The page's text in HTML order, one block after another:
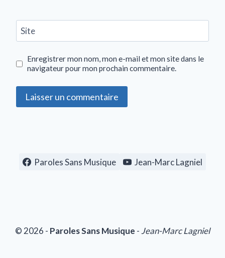
Site
Enregistrer mon nom, mon e-mail et mon site dans le
navigateur pour mon prochain commentaire.
Paroles Sans Musique Jean-Marc Lagniel
© 2026 - Paroles Sans Musique -Jean-Marc Lagniel